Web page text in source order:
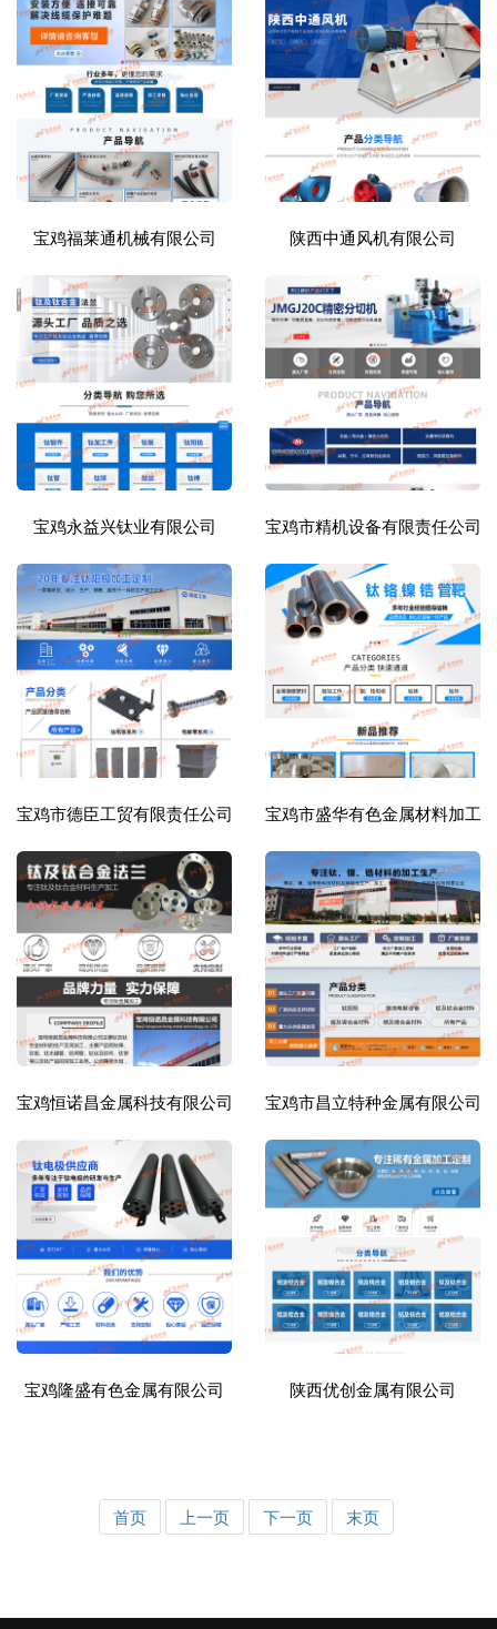
宝鸡福莱通机械有限公司 陕西中通风机有限公司
宝鸡永益兴钛业有限公司 宝鸡市精机设备有限责任公司
宝鸡市德臣工贸有限责任公司 宝鸡市盛华有色金属材料加工
宝鸡恒诺昌金属科技有限公司 宝鸡市昌立特种金属有限公司
宝鸡隆盛有色金属有限公司 陕西优创金属有限公司
首页 上一页 下一页 末页